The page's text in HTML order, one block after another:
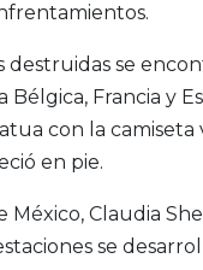
destruidas se
Francia y
con la camiseta
en pie.
México, Claudia
se